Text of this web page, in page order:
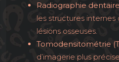
Radiographie
les structures
lésions osseuses.
Tomodensitométrie
d’imagerie plus